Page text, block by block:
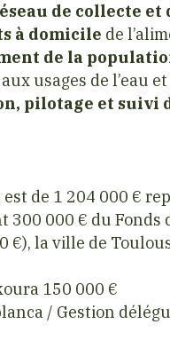
de collecte
à domicile de
de la
usages de l’eau
pilotage et suivi
de 1 204 000 €
300 000 € du
€), la ville de
150 000 €
/ Gestion